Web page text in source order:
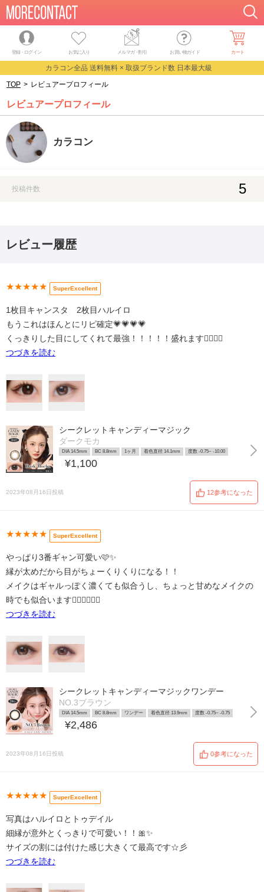
登録・ログイン お気に入り メルマガ・割引 お買い物ガイド カート
カラコン全品 送料無料 × 取扱ブランド数 日本最大級
TOP > レビュアープロフィール
レビュアープロフィール
カラコン
投稿件数 5
レビュー履歴
★★★★★ SuperExcellent
1枚目キャンスタ 2枚目ハルイロ
もうこれはほんとにリピ確定💗💗💗💗
くっきりした目にしてくれて最強！！！！！盛れます👍🏽👍🏽
つづきを読む
シークレットキャンディーマジック
ダークモカ
DIA 14.5mm BC 8.8mm 1ヶ月 着色直径 14.1mm 度数 -0.75~ -10.00
¥1,100
2023年08月16日投稿 12参考になった
★★★★★ SuperExcellent
やっぱり3番ギャン可愛い🩷✨
縁が太めだから目がちょーくりくりになる！！
メイクはギャルっぽく濃くても似合うし、ちょっと甘めなメイクの
時でも似合います🙆🏻‍♀️🙆🏻‍♀️
つづきを読む
シークレットキャンディーマジックワンデー
NO.3ブラウン
DIA 14.5mm BC 8.8mm ワンデー 着色直径 13.9mm 度数 -0.75~ -0.75
¥2,486
2023年08月16日投稿 0参考になった
★★★★★ SuperExcellent
写真はハルイロとトゥデイル
細縁が意外とくっきりで可愛い！！🎀✨
サイズの割には付けた感じ大きくて最高です☆彡
つづきを読む